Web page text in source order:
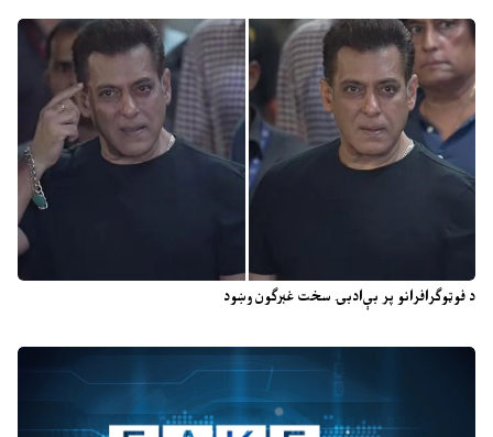
د فوټوګرافرانو پر بې‌ادبۍ سخت غبرګون وښود